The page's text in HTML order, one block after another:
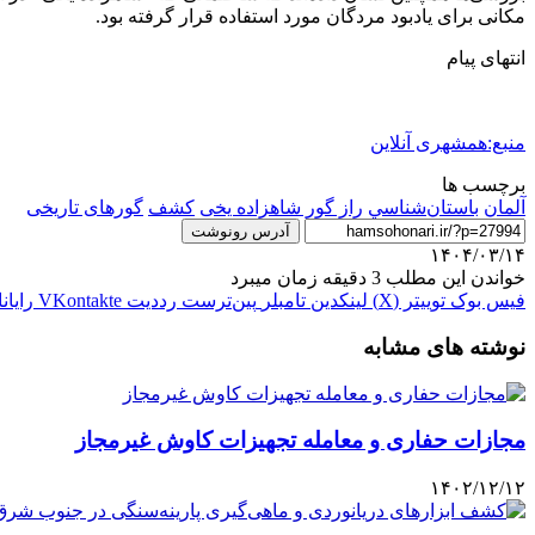
مکانی برای یادبود مردگان مورد استفاده قرار گرفته بود.
انتهای پیام
منبع:همشهری آنلاین
برچسب ها
آلمان باستان‌شناسي راز گور شاهزاده یخی كشف گورهای تاریخی
آدرس رونوشت
۱۴۰۴/۰۳/۱۴
خواندن این مطلب 3 دقیقه زمان میبرد
فیس بوک توییتر (X) لینکدین ‫تامبلر ‫پین‌ترست ‫رددیت ‫VKontakte
نوشته های مشابه
مجازات حفاری‌ و معامله تجهیزات کاوش‌ غیرمجاز
۱۴۰۲/۱۲/۱۲